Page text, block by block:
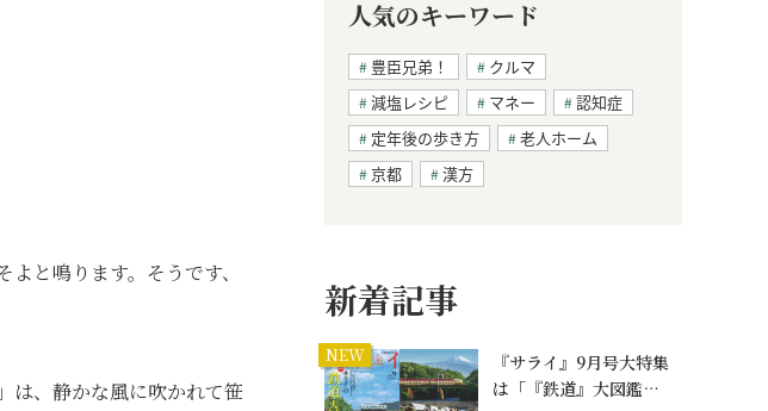
と鳴ります。そうです、
は、静かな風に吹かれて笹
人気のキーワード
豊臣兄弟！
クルマ
減塩レシピ
マネー
認知症
定年後の歩き方
老人ホーム
京都
漢方
新着記事
NEW
『サライ』9月号大特集
は「『鉄道』大図鑑…